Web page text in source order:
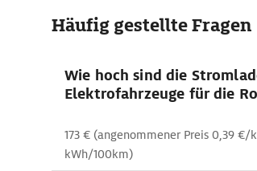
Häufig gestellte Fragen
Wie hoch sind die
Elektrofahrzeuge für die
173 € (angenommener Preis 0,39 €/
kWh/100km)